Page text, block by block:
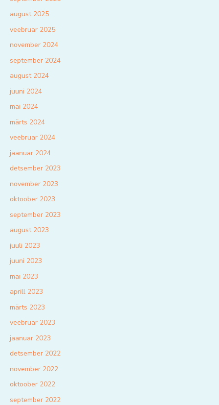
august 2025
veebruar 2025
november 2024
september 2024
august 2024
juuni 2024
mai 2024
märts 2024
veebruar 2024
jaanuar 2024
detsember 2023
november 2023
oktoober 2023
september 2023
august 2023
juuli 2023
juuni 2023
mai 2023
aprill 2023
märts 2023
veebruar 2023
jaanuar 2023
detsember 2022
november 2022
oktoober 2022
september 2022